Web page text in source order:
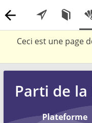
Ceci est une page
Parti de
Plateforme